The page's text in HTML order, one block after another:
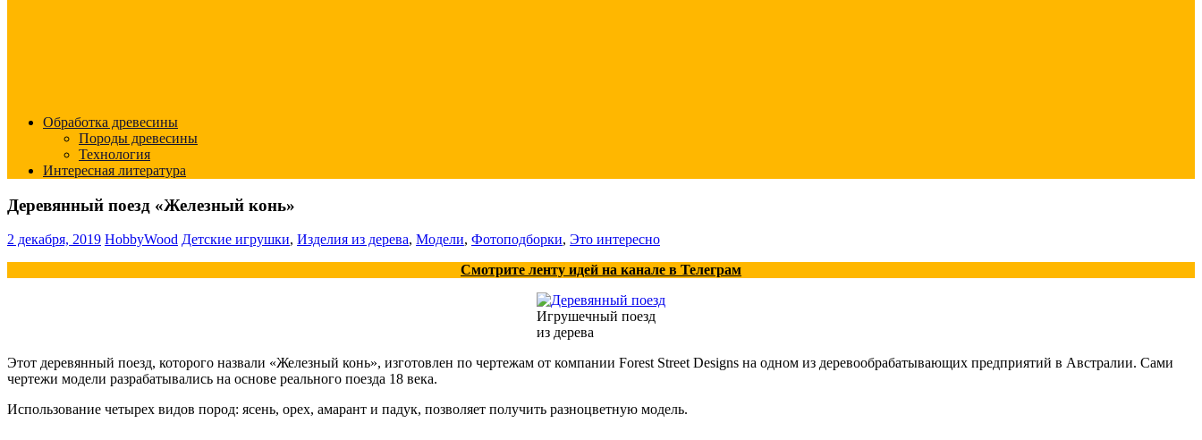
Обработка древесины
Породы древесины
Технология
Интересная литература
Деревянный поезд «Железный конь»
2 декабря, 2019 HobbyWood Детские игрушки, Изделия из дерева, Модели, Фотоподборки, Это интересно
Смотрите ленту идей на канале в Телеграм
Игрушечный поезд
из дерева
Этот деревянный поезд, которого назвали «Железный конь», изготовлен по чертежам от компании Forest Street Designs на одном из деревообрабатывающих предприятий в Австралии. Сами
чертежи модели разрабатывались на основе реального поезда 18 века.
Использование четырех видов пород: ясень, орех, амарант и падук, позволяет получить разноцветную модель.